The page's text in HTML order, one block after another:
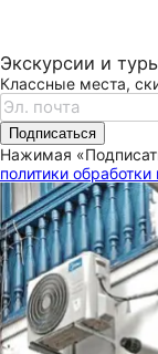
Экскурсии и
Классные места,
Подписаться
Нажимая
политики